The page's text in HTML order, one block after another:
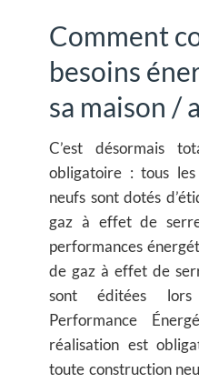
Comment
besoins
sa maison /
C’est désormais
obligatoire : tous
neufs sont dotés
gaz à effet de
performances
de gaz à effet de
sont éditées
Performance
réalisation est
toute construction